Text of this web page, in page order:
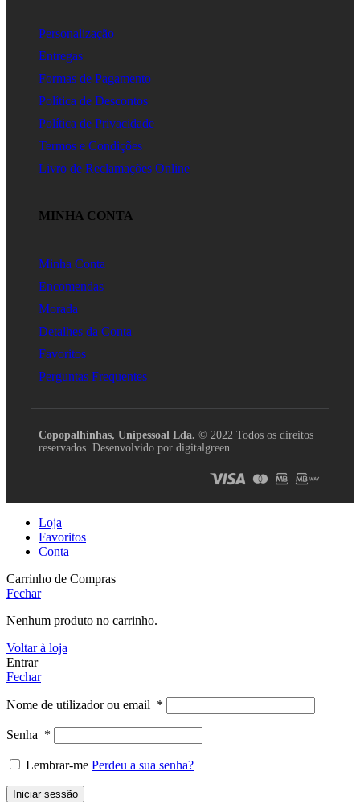
Personalização
Entregas
Formas de Pagamento
Política de Descontos
Política de Privacidade
Termos e Condições
Livro de Reclamações Online
MINHA CONTA
Minha Conta
Encomendas
Morada
Detalhes da Conta
Favoritos
Perguntas Frequentes
Copopalhinhas, Unipessoal Lda. © 2022 Todos os direitos
reservados. Desenvolvido por digitalgreen.
Loja
Favoritos
Conta
Carrinho de Compras
Fechar
Nenhum produto no carrinho.
Voltar à loja
Entrar
Fechar
Nome de utilizador ou email *
Senha *
Lembrar-me Perdeu a sua senha?
Iniciar sessão